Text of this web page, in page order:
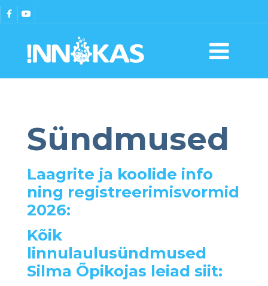
Sündmused
Laagrite ja koolide info
ning registreerimisvormid
2026:
Kõik
linnulaulusündmused
Silma Õpikojas leiad siit: